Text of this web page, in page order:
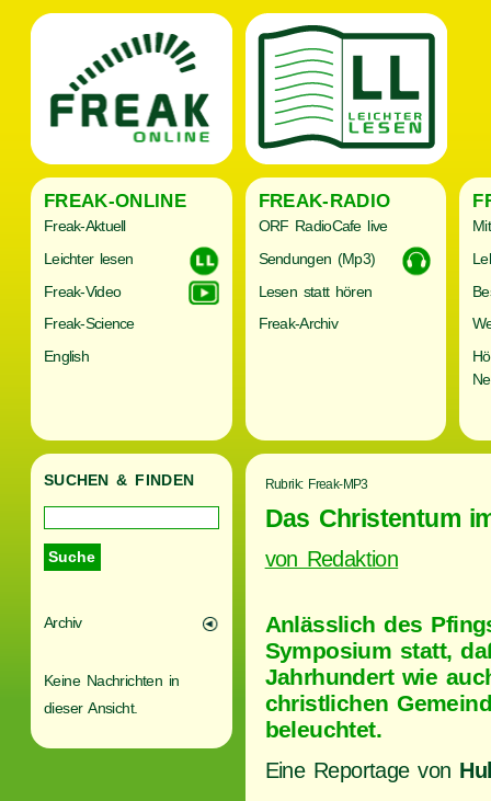
FREAK-ONLINE
Freak-Aktuell
Leichter lesen
Freak-Video
Freak-Science
English
FREAK-RADIO
ORF RadioCafe live
Sendungen (Mp3)
Lesen statt hören
Freak-Archiv
SUCHEN & FINDEN
Archiv
Keine Nachrichten in
dieser Ansicht.
Rubrik: Freak-MP3
Das Christentum
von Redaktion
Anlässlich des
Symposium statt,
Jahrhundert wie
christlichen
beleuchtet.
Eine Reportage von